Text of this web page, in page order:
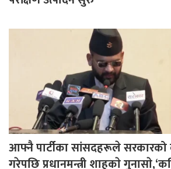
आफ्नै पार्टीका सांसदहरूले
गरेपछि प्रधानमन्त्री शाहकाे